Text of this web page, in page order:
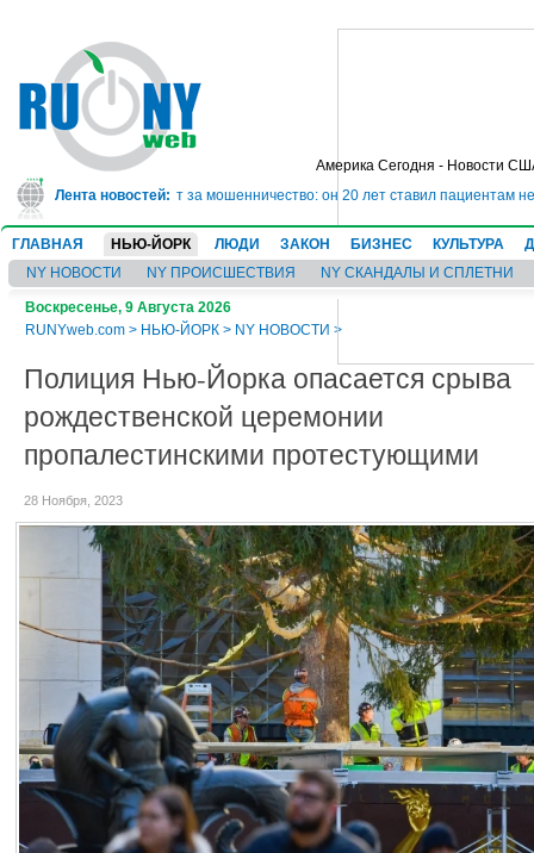
Америка Сегодня - Новости
Лента новостей:
в тюрьму на 10 лет за мошенничество: он 20 лет ставил пациентам
ГЛАВНАЯ НЬЮ-ЙОРК ЛЮДИ ЗАКОН БИЗНЕС КУЛЬТУРА
NY НОВОСТИ
NY ПРОИСШЕСТВИЯ NY СКАНДАЛЫ И СПЛЕТНИ
Воскресенье, 9 Августа 2026
RUNYweb.com > НЬЮ-ЙОРК > NY НОВОСТИ >
Полиция Нью-Йорка опасается срыва
рождественской церемонии
пропалестинскими протестующими
28 Ноября, 2023